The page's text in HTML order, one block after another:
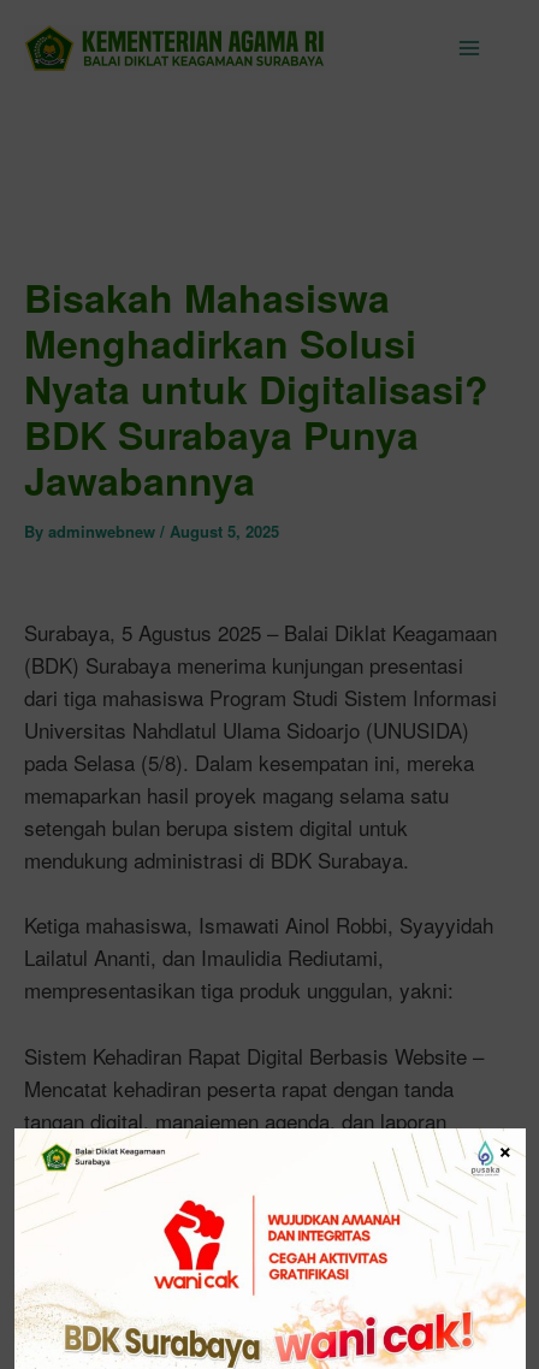
content
Bisakah Mahasiswa
Menghadirkan Solusi
Nyata untuk Digitalisasi?
BDK Surabaya Punya
Jawabannya
By adminwebnew / August 5, 2025
Surabaya, 5 Agustus 2025 – Balai Diklat Keagamaan
(BDK) Surabaya menerima kunjungan presentasi
dari tiga mahasiswa Program Studi Sistem Informasi
Universitas Nahdlatul Ulama Sidoarjo (UNUSIDA)
pada Selasa (5/8). Dalam kesempatan ini, mereka
memaparkan hasil proyek magang selama satu
setengah bulan berupa sistem digital untuk
mendukung administrasi di BDK Surabaya.
Ketiga mahasiswa, Ismawati Ainol Robbi, Syayyidah
Lailatul Ananti, dan Imaulidia Rediutami,
mempresentasikan tiga produk unggulan, yakni:
Sistem Kehadiran Rapat Digital Berbasis Website –
Mencatat kehadiran peserta rapat dengan tanda
tangan digital, manajemen agenda, dan laporan
otomatis menggunakan ReactJS, Supabase, dan
Tailwind CSS.
Rancangan UI/UX Kehadiran Rapat Digital – Desain
antarmuka yang responsif dan mudah digunakan,
berbasis Figma, agar proses presensi lebih cepat
dan intuitif.
×